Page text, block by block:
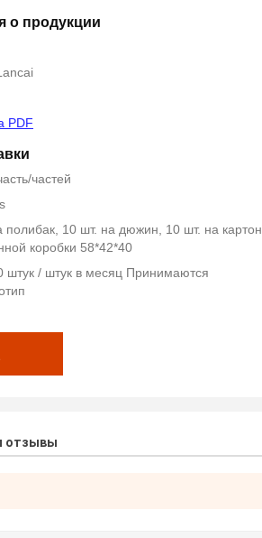
о продукции
PDF
частей
10 шт. на дюжин, 10 шт. на картон.
коробки 58*42*40
штук / штук в месяц Принимаются
отзывы